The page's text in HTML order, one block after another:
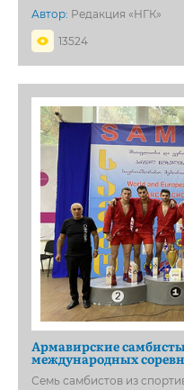
Автор: Редакция «НГК»
13524
Армавирские
международных
Семь самбистов из